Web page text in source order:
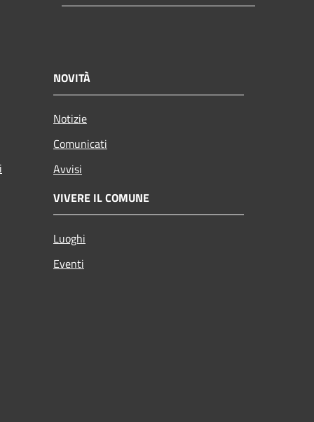
NOVITÀ
Notizie
Comunicati
Avvisi
VIVERE IL COMUNE
Luoghi
Eventi